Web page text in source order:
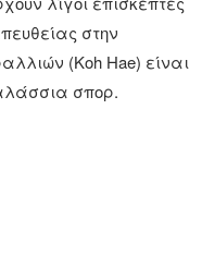
στην
(Koh Hae) είναι
σπορ.